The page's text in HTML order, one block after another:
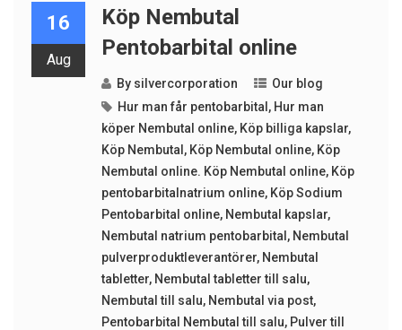
16
Aug
Köp Nembutal
Pentobarbital online
By silvercorporation
Our blog
Hur man får pentobarbital , Hur man
köper Nembutal online, Köp billiga kapslar,
Köp Nembutal , Köp Nembutal online, Köp
Nembutal online. Köp Nembutal online, Köp
pentobarbitalnatrium online, Köp Sodium
Pentobarbital online, Nembutal kapslar,
Nembutal natrium pentobarbital , Nembutal
pulverproduktleverantörer, Nembutal
tabletter, Nembutal tabletter till salu,
Nembutal till salu, Nembutal via post,
Pentobarbital Nembutal till salu, Pulver till